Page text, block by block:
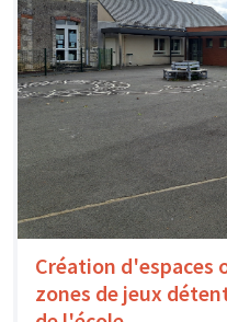
Création d'espaces
zones de jeux